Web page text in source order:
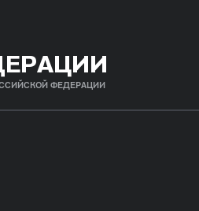
ФЕДЕРАЦИИ